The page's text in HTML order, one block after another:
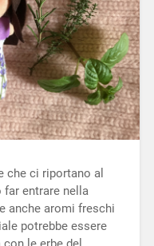
che ci riportano al
entrare nella
anche aromi freschi
potrebbe essere